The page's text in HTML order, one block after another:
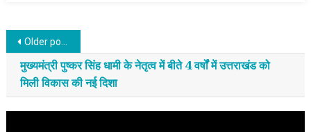
Posts navigation
Older posts
मुख्यमंत्री पुष्कर सिंह धामी के नेतृत्व में बीते 4 वर्षों में उत्तराखंड को
मिली विकास की नई दिशा